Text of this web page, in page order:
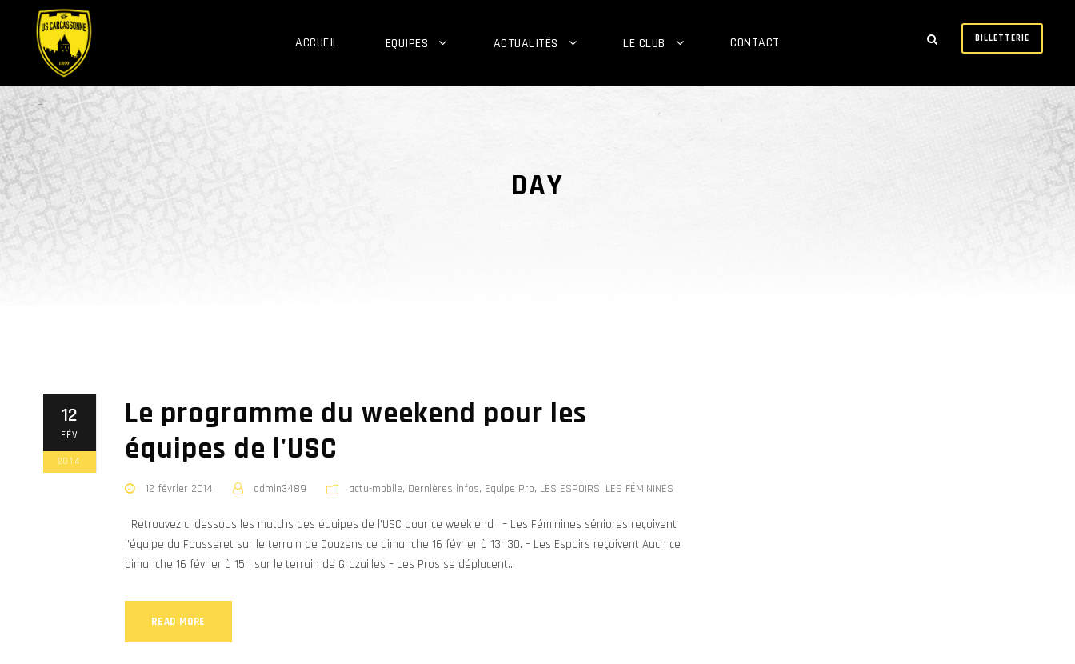
ACCUEIL EQUIPES ACTUALITÉS LE CLUB CONTACT BILLETTERIE
DAY
12
FÉV
2014
Le programme du weekend pour les
équipes de l'USC
12 février 2014 admin3489 actu-mobile, Dernières infos, Equipe Pro, LES ESPOIRS, LES FÉMININES
Retrouvez ci dessous les matchs des équipes de l’USC pour ce week end : – Les Féminines séniores reçoivent
l’équipe du Fousseret sur le terrain de Douzens ce dimanche 16 février à 13h30. – Les Espoirs reçoivent Auch ce
dimanche 16 février à 15h sur le terrain de Grazailles – Les Pros se déplacent...
READ MORE